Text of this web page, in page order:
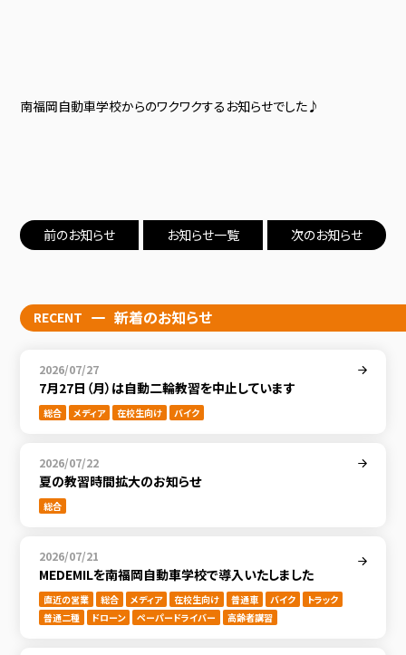
南福岡自動車学校からのワクワクするお知らせでした♪
前のお知らせ お知らせ一覧 次のお知らせ
RECENT 新着のお知らせ
2026/07/27
7月27日（月）は自動二輪教習を中止しています
総合 メディア 在校生向け バイク
2026/07/22
夏の教習時間拡大のお知らせ
総合
2026/07/21
MEDEMILを南福岡自動車学校で導入いたしました
直近の営業 総合 メディア 在校生向け 普通車 バイク
トラック
普通二種
ドローン ペーパードライバー 高齢者講習